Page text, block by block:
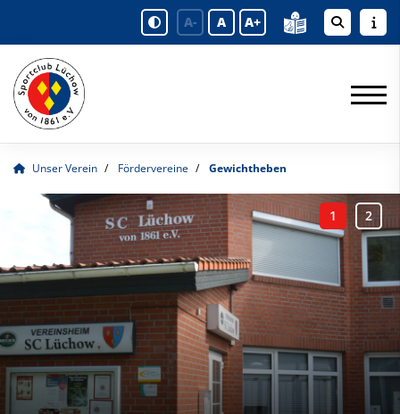
A- A A+
Unser Verein Fördervereine Gewichtheben